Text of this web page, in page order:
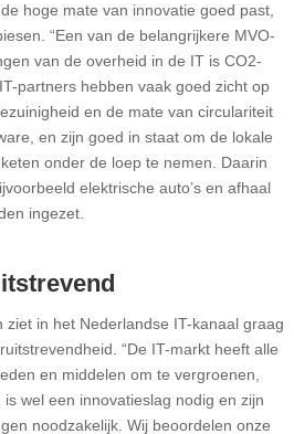
hoge mate van innovatie goed past,
“Een van de belangrijkere MVO-
van de overheid in de IT is CO2-
partners hebben vaak goed zicht op
en de mate van circulariteit
en zijn goed in staat om de lokale
onder de loep te nemen. Daarin
elektrische auto’s en afhaal
ingezet.
ziet in het Nederlandse IT-kanaal graag
“De IT-markt heeft alle
en middelen om te vergroenen,
is wel een innovatieslag nodig en zijn
noodzakelijk. Wij beoordelen onze